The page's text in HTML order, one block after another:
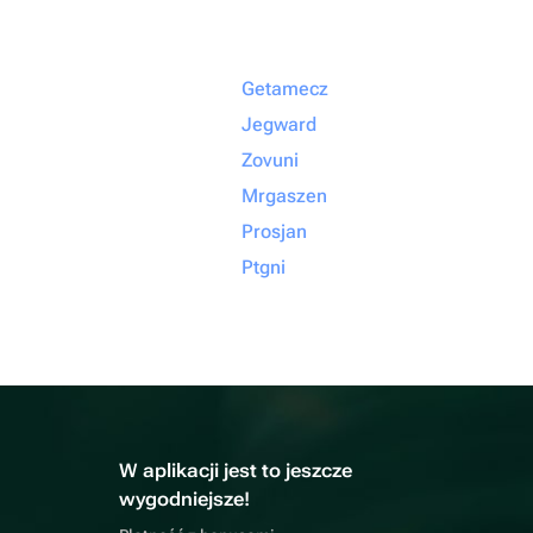
Getamecz
Jegward
Zovuni
Mrgaszen
Prosjan
Ptgni
W aplikacji jest to jeszcze
wygodniejsze!